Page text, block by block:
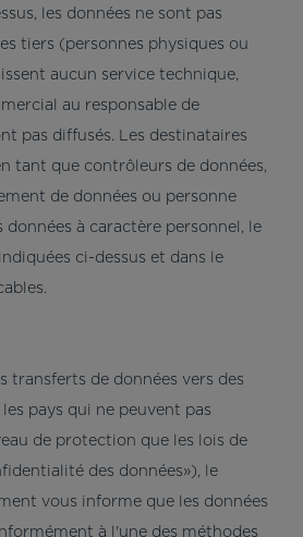
les données ne sont pas
tiers (personnes physiques ou
aucun service technique,
au responsable de
pas diffusés. Les destinataires
tant que contrôleurs de données,
de données ou personne
à caractère personnel, le
ci-dessus et dans le
transferts de données vers des
pays qui ne peuvent pas
de protection que les lois de
des données»), le
vous informe que les données
à l'une des méthodes